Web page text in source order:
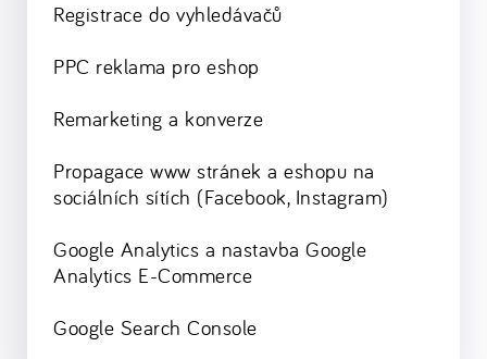
Registrace do vyhledávačů
PPC reklama pro eshop
Remarketing a konverze
Propagace www stránek a eshopu na
sociálních sítích (Facebook, Instagram)
Google Analytics a nastavba Google
Analytics E-Commerce
Google Search Console